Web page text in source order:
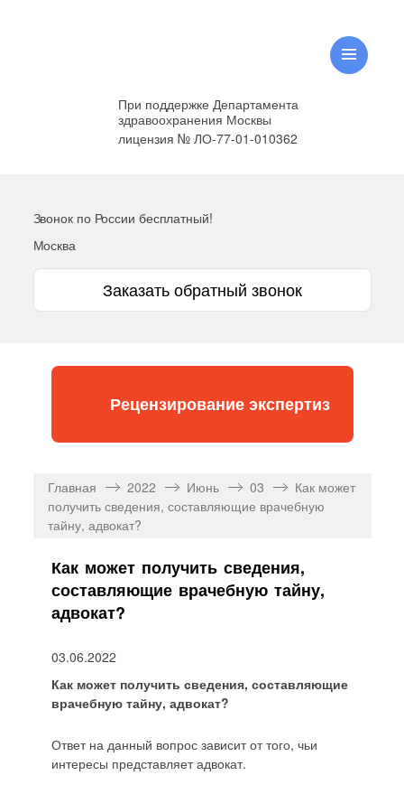
При поддержке Департамента
здравоохранения Москвы
лицензия № ЛО-77-01-010362
Звонок по России бесплатный!
Москва
Заказать обратный звонок
Рецензирование экспертиз
Главная 2022 Июнь 03
Как может
получить сведения, составляющие врачебную
тайну, адвокат?
Как может получить сведения,
составляющие врачебную тайну,
адвокат?
03.06.2022
Как может получить сведения, составляющие
врачебную тайну, адвокат?
Ответ на данный вопрос зависит от того, чьи
интересы представляет адвокат.